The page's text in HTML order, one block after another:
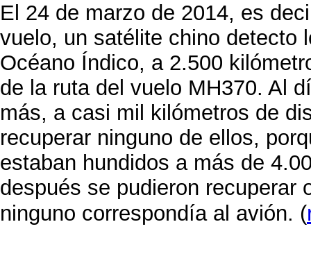
El 24 de marzo de 2014, es
vuelo, un satélite chino detecto
Océano Índico, a 2.500
de la ruta del vuelo MH370. Al
más, a casi mil kilómetros de
recuperar ninguno de ellos,
estaban hundidos a más de
después se pudieron recuperar
ninguno correspondía al avión. (